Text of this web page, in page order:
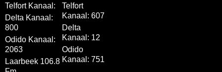
Telfort Kanaal:
Delta Kanaal:
800
Odido Kanaal:
2063
Laarbeek 106.8
Telfort
Kanaal: 607
Delta
Kanaal: 12
Odido
Kanaal: 751